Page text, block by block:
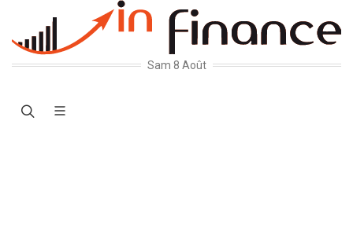
Sam 8 Août